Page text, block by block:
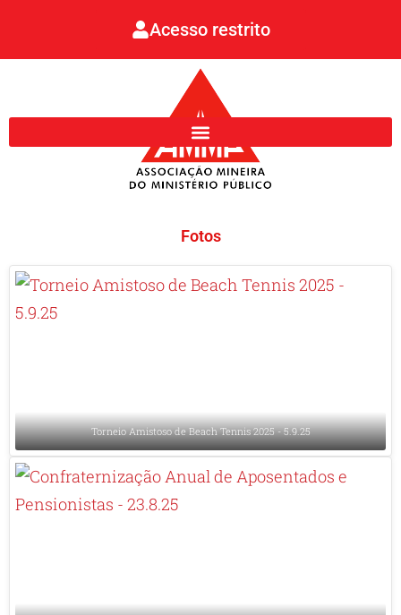
Acesso restrito
Fotos
Torneio Amistoso de Beach Tennis 2025 - 5.9.25